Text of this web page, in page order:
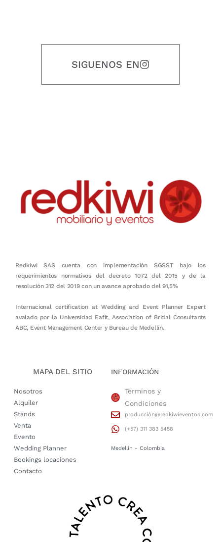
SIGUENOS EN
Redkiwi SAS cuenta con implementación SGSST bajo los
requerimientos normativos del decreto 1072 del 2015 y de la
resolución 312 del 2019 con un avance aprobado del 91,5%
Internacional certification at Wedding and Event Planner Expert
avalado por la Universidad Eafit, Association of Bridal Consultants
ABC, Event Management Center y Bureau de Medellín.
MAPA DEL SITIO
Nosotros
Alquiler
Stands
Venta
Evento
Wedding Planner
Bookings locaciones
Contacto
INFORMACIÓN
Términos y
Condiciones
producción@redkiwieventos.com
(+57) 311 383 5458
Medellin - Colombia